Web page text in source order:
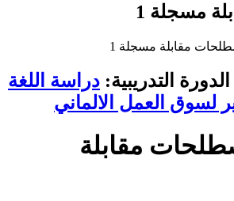
مسجلة 1
مقابلة مسجلة 1
التدريبية: دراسة اللغة
لسوق العمل الالماني
مقابلة